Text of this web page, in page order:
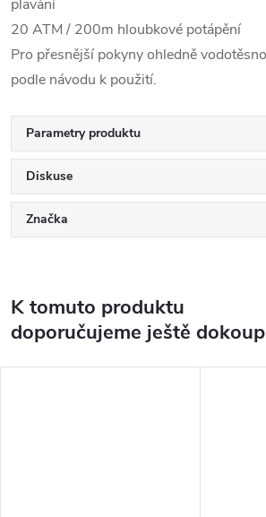
plavání
20 ATM / 200m hloubkové potápění
Pro přesnější pokyny ohledně
podle návodu k použití.
Parametry produktu
Diskuse
Značka
K tomuto produktu
doporučujeme ještě